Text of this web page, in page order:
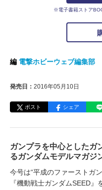
※電子書籍ストア
編 電撃ホビーウェブ編集部
発売日： 2016年05月10日
ポスト シェア
ガンプラを中心としたガ
るガンダムモデルマガジ
今号は“平成のファーストガ
『機動戦士ガンダムSEED』